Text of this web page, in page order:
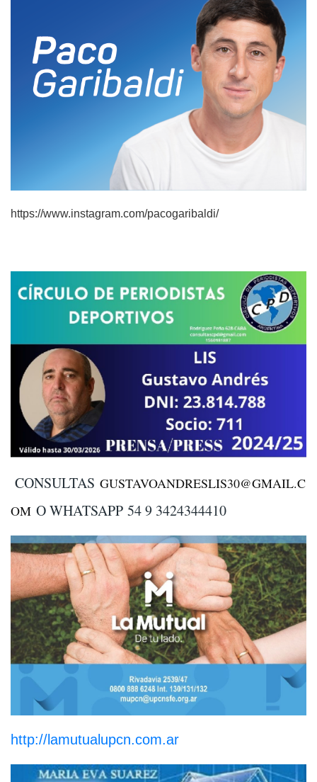
https://www.instagram.com/pacogaribaldi/
CONSULTAS GUSTAVOANDRESLIS30@GMAIL.C
OM O WHATSAPP 54 9 3424344410
http://lamutualupcn.com.ar